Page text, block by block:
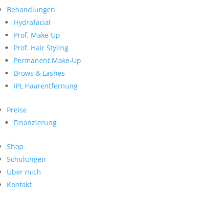
Behandlungen
Hydrafacial
Prof. Make-Up
Prof. Hair Styling
Permanent Make-Up
Brows & Lashes
IPL Haarentfernung
Preise
Finanzierung
Shop
Schulungen
Über mich
Kontakt
nach:
Neueste Kommentare
Archiv
Kategorien
Keine Kategorien
Meta
Anmelden
Feed der Einträge
WordPress.org
Search
nach:
Archive
Kontakt
Impressum
Datenschutz